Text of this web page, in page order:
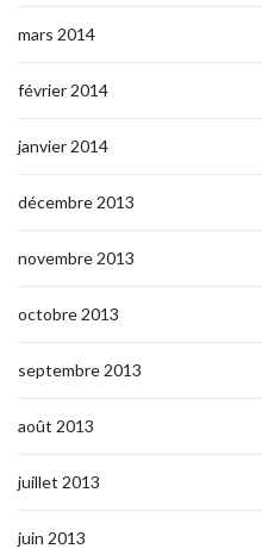
mars 2014
février 2014
janvier 2014
décembre 2013
novembre 2013
octobre 2013
septembre 2013
août 2013
juillet 2013
juin 2013